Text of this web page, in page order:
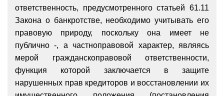
ответственность, предусмотренного статьей 61.11
Закона о банкротстве, необходимо учитывать его
правовую природу, поскольку она имеет не
публично -, а частноправовой характер, являясь
мерой гражданскоправовой ответственности,
функция которой заключается в защите
нарушенных прав кредиторов и восстановлении их